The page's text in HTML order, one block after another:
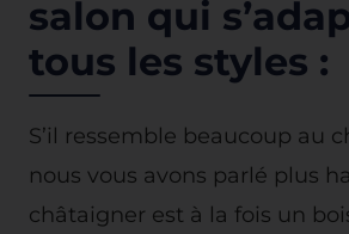
salon qui
tous les styles :
S’il ressemble beaucoup au
nous vous avons parlé plus
châtaigner est à la fois un